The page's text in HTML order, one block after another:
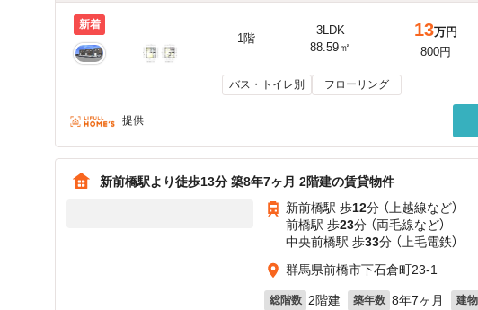
新着
1階
3LDK
88.59㎡
13万円
800円
バス・トイレ別 フローリング
提供
新前橋駅より徒歩13分 築8年7ヶ月 2階建の賃貸物件
新前橋駅 歩12分 （上越線など）
前橋駅 歩23分 （両毛線など）
中央前橋駅 歩33分 （上毛電鉄）
群馬県前橋市下石倉町23-1
総階数 2階建 築年数 8年7ヶ月 建